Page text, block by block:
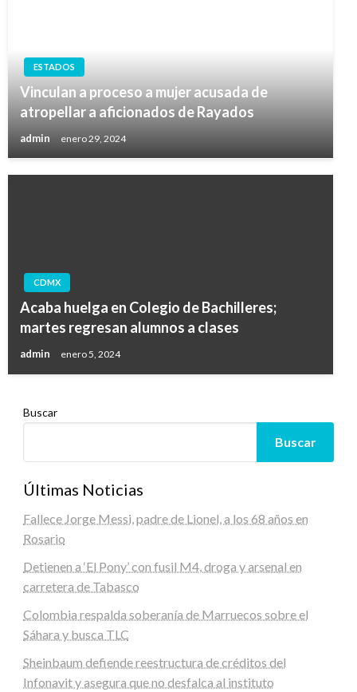
ESTADOS
Vinculan a proceso a mujer acusada de
atropellar a aficionados de Rayados
admin enero 29, 2024
CDMX
Acaba huelga en Colegio de Bachilleres;
martes regresan alumnos a clases
admin enero 5, 2024
Buscar
Buscar
Últimas Noticias
Fallece Jorge Messi, padre de Lionel, a los 68 años en
Rosario
Detienen a ‘El Pony’ con fusil M4, droga y arsenal en
carretera de Tabasco
Colombia respalda soberanía de Marruecos sobre el
Sáhara y busca TLC
Sheinbaum defiende reestructura de créditos del
Infonavit y asegura que no desfalca al instituto